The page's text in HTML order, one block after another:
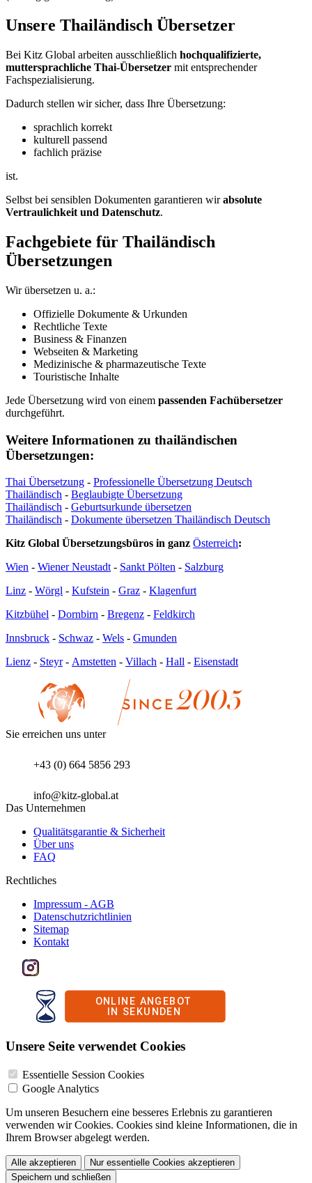
Unsere Thailändisch Übersetzer
Bei Kitz Global arbeiten ausschließlich hochqualifizierte,
muttersprachliche Thai-Übersetzer mit entsprechender
Fachspezialisierung.
Dadurch stellen wir sicher, dass Ihre Übersetzung:
sprachlich korrekt
kulturell passend
fachlich präzise
ist.
Selbst bei sensiblen Dokumenten garantieren wirabsolute
Vertraulichkeit und Datenschutz.
Fachgebiete für Thailändisch
Übersetzungen
Wir übersetzen u. a.:
Offizielle Dokumente & Urkunden
Rechtliche Texte
Business & Finanzen
Webseiten & Marketing
Medizinische & pharmazeutische Texte
Touristische Inhalte
Jede Übersetzung wird von einem passenden Fachübersetzer
durchgeführt.
Weitere Informationen zu thailändischen
Übersetzungen:
Thai Übersetzung - Professionelle Übersetzung Deutsch
Thailändisch - Beglaubigte Übersetzung
Thailändisch - Geburtsurkunde übersetzen
Thailändisch - Dokumente übersetzen Thailändisch Deutsch
Kitz Global Übersetzungsbüros in ganz Österreich:
Wien - Wiener Neustadt - Sankt Pölten - Salzburg
Linz - Wörgl - Kufstein - Graz - Klagenfurt
Kitzbühel - Dornbirn - Bregenz - Feldkirch
Innsbruck - Schwaz - Wels - Gmunden
Lienz - Steyr- Amstetten - Villach - Hall - Eisenstadt
Sie erreichen uns unter
+43 (0) 664 5856 293
info@kitz-global.at
Das Unternehmen
Qualitätsgarantie & Sicherheit
Über uns
FAQ
Rechtliches
Impressum - AGB
Datenschutzrichtlinien
Sitemap
Kontakt
Unsere Seite verwendet Cookies
Essentielle Session Cookies
Google Analytics
Um unseren Besuchern eine besseres Erlebnis zu garantieren
verwenden wir Cookies. Cookies sind kleine Informationen, die in
Ihrem Browser abgelegt werden.
Alle akzeptieren
Nur essentielle Cookies akzeptieren
Speichern und schließen